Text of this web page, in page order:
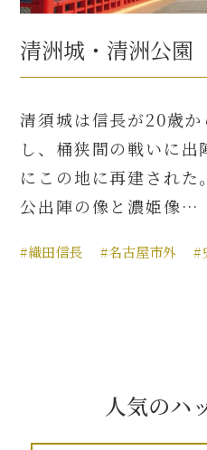
清洲城・清洲公園
清須城は信長が20歳か
し、桶狭間の戦いに
にこの地に再建された
公出陣の像と濃姫像…
#織田信長 #名古屋市外 #
人気のハ